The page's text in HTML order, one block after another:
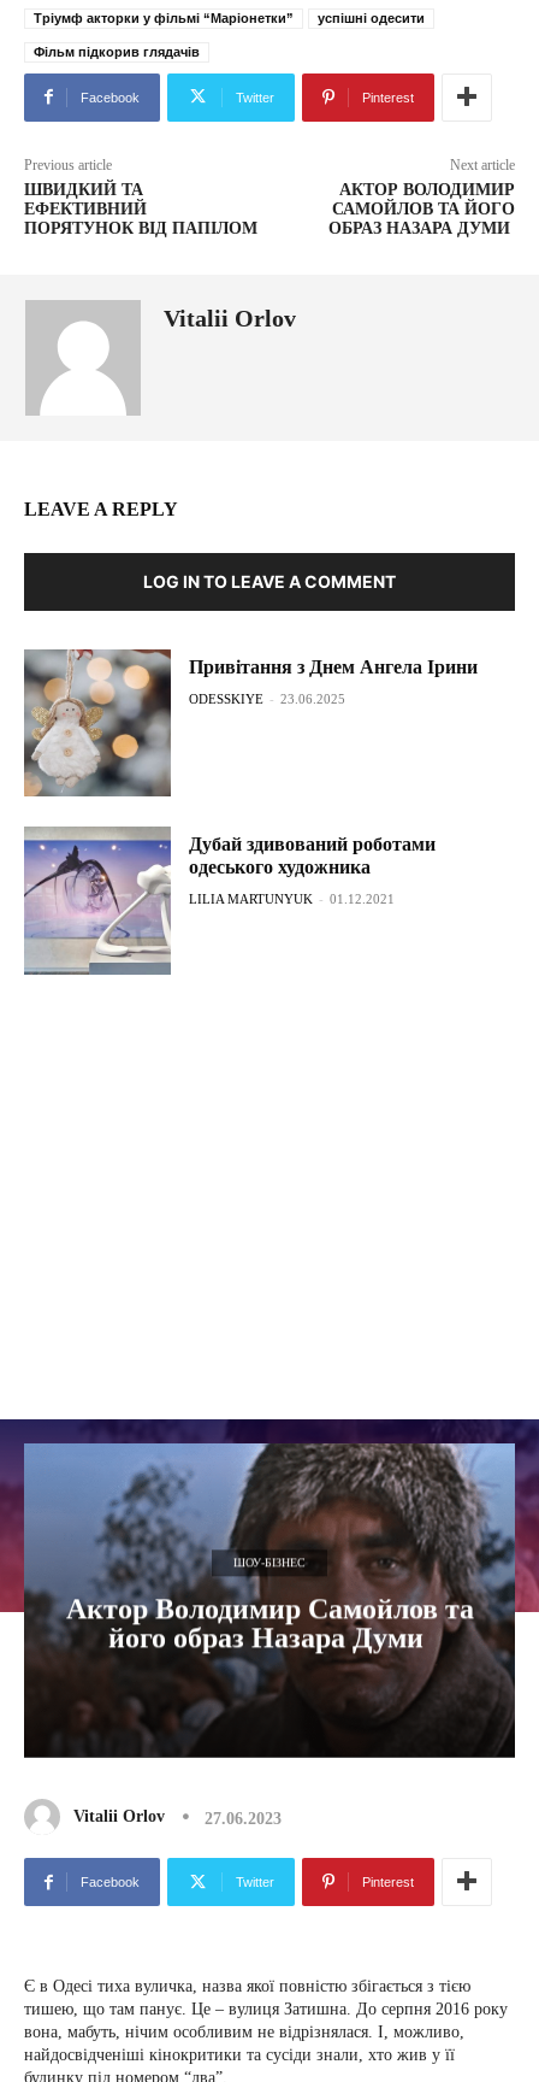
Тріумф акторки у фільмі “Маріонетки” успішні одесити
Фільм підкорив глядачів
Facebook Twitter Pinterest
Previous article
ШВИДКИЙ ТА
ЕФЕКТИВНИЙ
ПОРЯТУНОК ВІД ПАПІЛОМ
Next article
АКТОР ВОЛОДИМИР
САМОЙЛОВ ТА ЙОГО
ОБРАЗ НАЗАРА ДУМИ
Vitalii Orlov
LEAVE A REPLY
LOG IN TO LEAVE A COMMENT
Привітання з Днем Ангела Ірини
ODESSKIYE - 23.06.2025
Дубай здивований роботами
одеського художника
LILIA MARTUNYUK - 01.12.2021